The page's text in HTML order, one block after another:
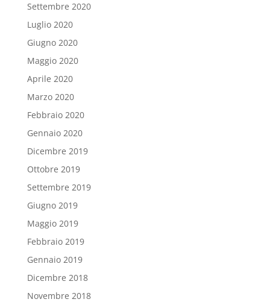
Settembre 2020
Luglio 2020
Giugno 2020
Maggio 2020
Aprile 2020
Marzo 2020
Febbraio 2020
Gennaio 2020
Dicembre 2019
Ottobre 2019
Settembre 2019
Giugno 2019
Maggio 2019
Febbraio 2019
Gennaio 2019
Dicembre 2018
Novembre 2018